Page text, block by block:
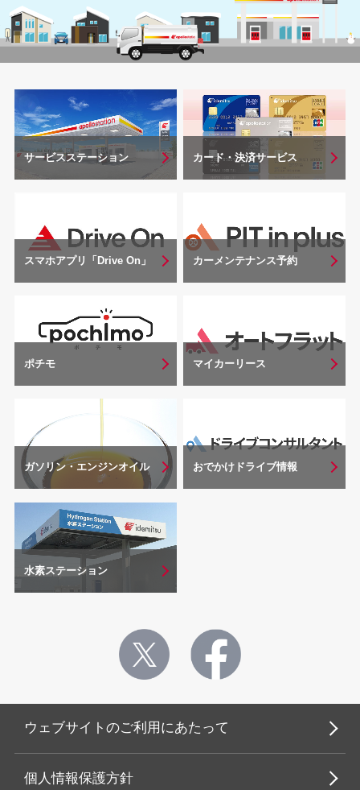
サービスステーション カード・決済サービス
スマホアプリ「Drive On」 カーメンテナンス予約
ポチモ マイカーリース
ガソリン・エンジンオイル おでかけドライブ情報
水素ステーション
ウェブサイトのご利用にあたって
個人情報保護方針